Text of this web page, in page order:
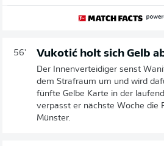
56' Vukotić holt sich Gelb
Der Innenverteidiger senst
dem Strafraum um und wird
fünfte Gelbe Karte in der
verpasst er nächste Woche die
Münster.